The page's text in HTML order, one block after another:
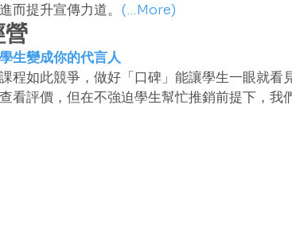
而提升宣傳力道。 (…More)
營
生變成你的代言人
程如此競爭，做好「口碑」能讓學生一眼就
看評價，但在不強迫學生幫忙推銷前提下，我